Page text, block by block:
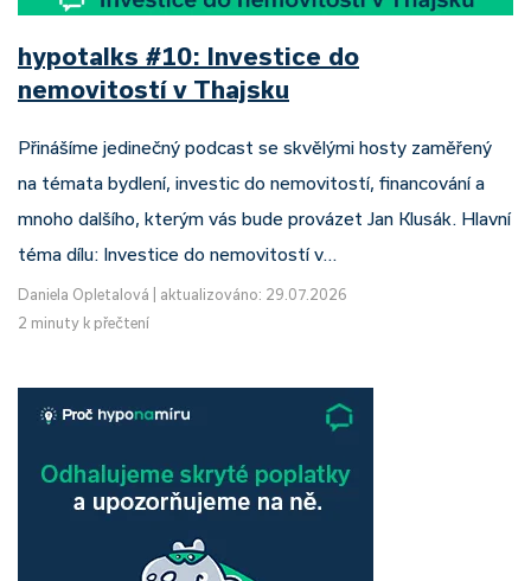
hypotalks #10: Investice do
nemovitostí v Thajsku
Přinášíme jedinečný podcast se skvělými hosty zaměřený
na témata bydlení, investic do nemovitostí, financování a
mnoho dalšího, kterým vás bude provázet Jan Klusák. Hlavní
téma dílu: Investice do nemovitostí v…
Daniela Opletalová
aktualizováno: 29.07.2026
2 minuty k přečtení